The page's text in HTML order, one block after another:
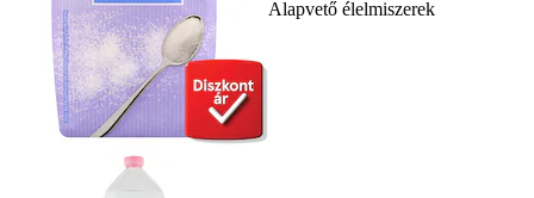
Alapvető élelmiszerek